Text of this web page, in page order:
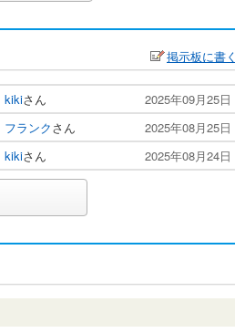
掲示板に書く
kikiさん
2025年09月25日
フランクさん
2025年08月25日
kikiさん 2025年08月24日